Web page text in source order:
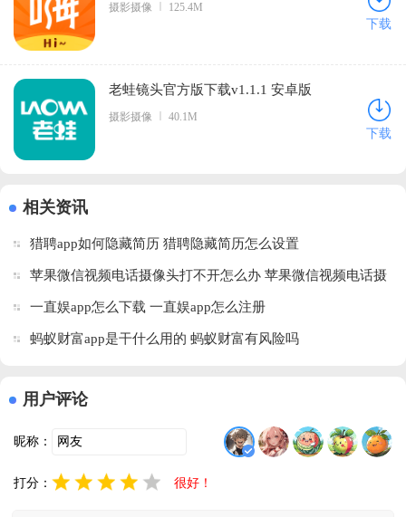
摄影摄像 125.4M
下载
老蛙镜头官方版下载v1.1.1 安卓版
摄影摄像 40.1M
下载
相关资讯
猎聘app如何隐藏简历 猎聘隐藏简历怎么设置
苹果微信视频电话摄像头打不开怎么办 苹果微信视频电话摄
像头打不开解决方法
一直娱app怎么下载 一直娱app怎么注册
蚂蚁财富app是干什么用的 蚂蚁财富有风险吗
用户评论
昵称：
打分： 很好！